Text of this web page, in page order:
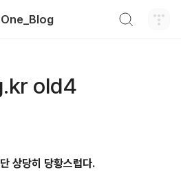
One_Blog
old4
상당히 당황스럽다.